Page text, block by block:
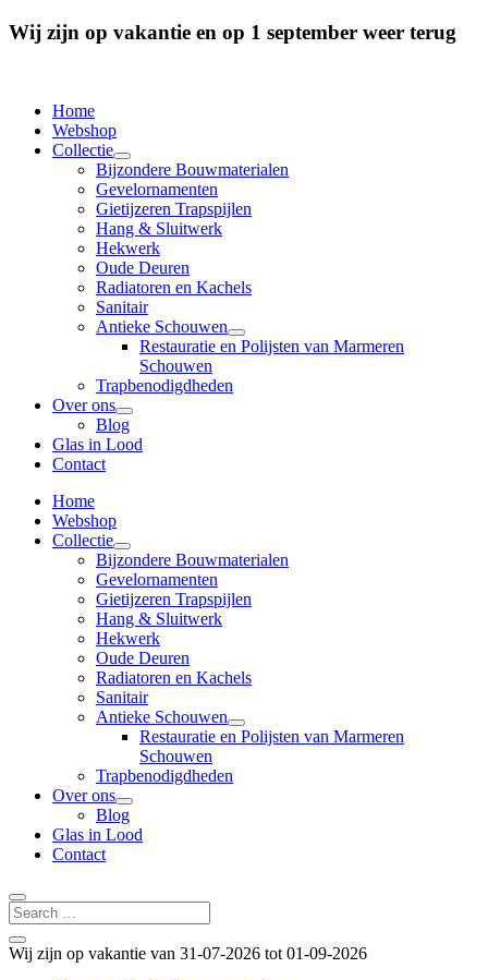
Wij zijn op vakantie en op 1 september weer terug
Home
Webshop
Collectie
Bijzondere Bouwmaterialen
Gevelornamenten
Gietijzeren Trapspijlen
Hang & Sluitwerk
Hekwerk
Oude Deuren
Radiatoren en Kachels
Sanitair
Antieke Schouwen
Restauratie en Polijsten van Marmeren
Schouwen
Trapbenodigdheden
Over ons
Blog
Glas in Lood
Contact
Home
Webshop
Collectie
Bijzondere Bouwmaterialen
Gevelornamenten
Gietijzeren Trapspijlen
Hang & Sluitwerk
Hekwerk
Oude Deuren
Radiatoren en Kachels
Sanitair
Antieke Schouwen
Restauratie en Polijsten van Marmeren
Schouwen
Trapbenodigdheden
Over ons
Blog
Glas in Lood
Contact
Wij zijn op vakantie van 31-07-2026 tot 01-09-2026